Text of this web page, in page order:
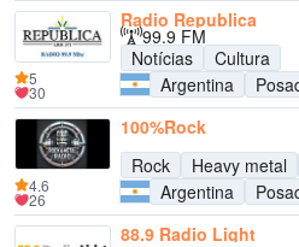
Radio Republica
99.9 FM
Notícias
Cultura
Argentina
5
30
100%Rock
Rock
Heavy metal
Argentina
4.6
26
88.9 Radio Light